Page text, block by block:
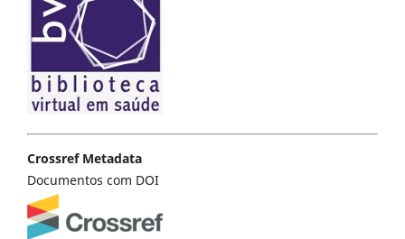
Crossref Metadata
Documentos com DOI